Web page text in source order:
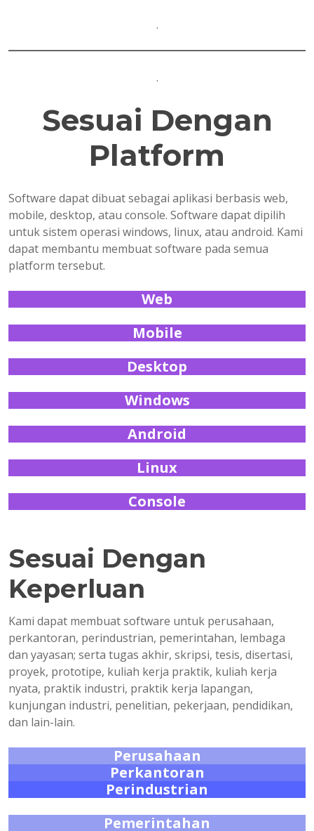
.
.
Sesuai Dengan
Platform
Software dapat dibuat sebagai aplikasi berbasis web,
mobile, desktop, atau console. Software dapat dipilih
untuk sistem operasi windows, linux, atau android. Kami
dapat membantu membuat software pada semua
platform tersebut.
Web
Mobile
Desktop
Windows
Android
Linux
Console
Sesuai Dengan
Keperluan
Kami dapat membuat software untuk perusahaan,
perkantoran, perindustrian, pemerintahan, lembaga
dan yayasan; serta tugas akhir, skripsi, tesis, disertasi,
proyek, prototipe, kuliah kerja praktik, kuliah kerja
nyata, praktik industri, praktik kerja lapangan,
kunjungan industri, penelitian, pekerjaan, pendidikan,
dan lain-lain.
Perusahaan
Perkantoran
Perindustrian
Pemerintahan